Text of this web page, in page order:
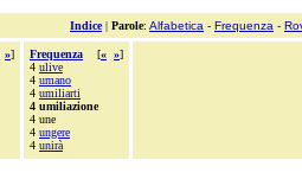
Indice| Parole: Alfabetica - Frequenza -
»]
Frequenza [« »]
4 ulive
4 umano
4 umiliarti
4 umiliazione
4 une
4 ungere
4 unirà